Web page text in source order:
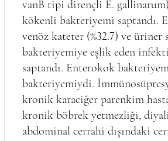
vanB tipi dirençli E.
kökenli bakteriyemi saptandı.
venöz kateter (%32.7) ve üriner
bakteriyemiye eşlik eden
saptandı. Enterokok
bakteriyemiydi.
kronik karaciğer parenkim
kronik böbrek yetmezliği,
abdominal cerrahi dışındaki